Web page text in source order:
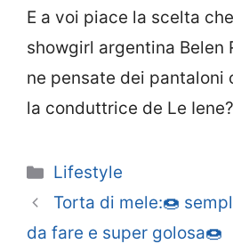
E a voi piace la scelta
showgirl argentina Belen
ne pensate dei pantaloni
la conduttrice de Le Iene?
Categorie
Lifestyle
Torta di mele:🍩
da fare e super golosa🍩